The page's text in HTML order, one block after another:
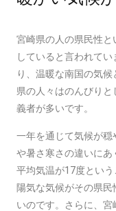
宮崎県の人の県民性
していると言われて
り、温暖な南国の気
県の人々はのんびり
義者が多いです。
一年を通じて気候が
や暑さ寒さの違いに
平均気温が17度とい
陽気な気候がその県
いのです。さらに、